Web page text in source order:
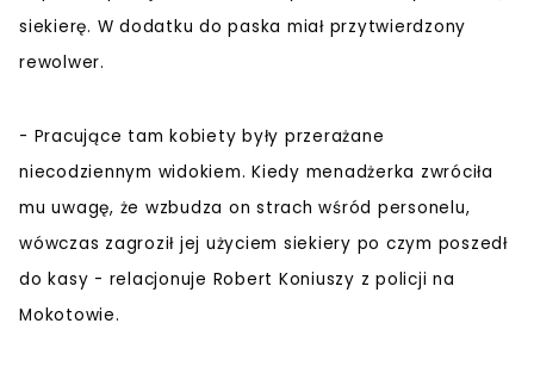
siekierę. W dodatku do paska miał przytwierdzony
rewolwer.
- Pracujące tam kobiety były przerażane
niecodziennym widokiem. Kiedy menadżerka zwróciła
mu uwagę, że wzbudza on strach wśród personelu,
wówczas zagroził jej użyciem siekiery po czym poszedł
do kasy - relacjonuje Robert Koniuszy z policji na
Mokotowie.